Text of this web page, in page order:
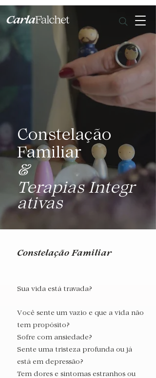
Constelação
Familiar
&
TerapiasIntegr
ativas
Constelação Familiar
Sua vida está travada?
Você sente um vazio e que a vida não
tem propósito?
Sofre com ansiedade?
Sente uma tristeza profunda ou já
está em depressão?
Tem dores e sintomas estranhos ou